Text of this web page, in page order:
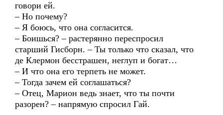
говори ей.
– Но почему?
– Я боюсь, что она согласится.
– Боишься? – растерянно переспросил
старший Гисборн. – Ты только что сказал, что
де Клермон бесстрашен, неглуп и богат…
– И что она его терпеть не может.
– Тогда зачем ей соглашаться?
– Отец, Марион ведь знает, что ты почти
разорен? – напрямую спросил Гай.